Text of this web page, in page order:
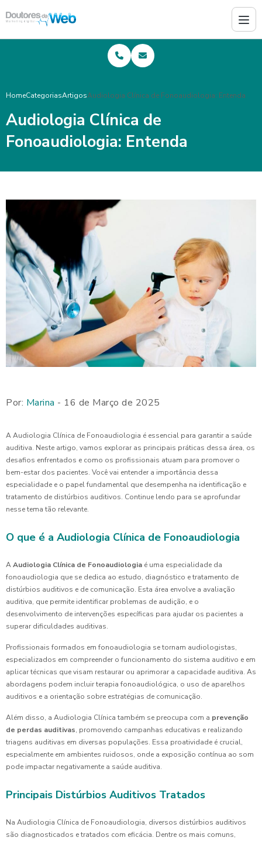
HomeCategoriasArtigosAudiologia Clínica de Fonoaudiologia: Entenda
Audiologia Clínica de
Fonoaudiologia: Entenda
Por: Marina - 16 de Março de 2025
A Audiologia Clínica de Fonoaudiologia é essencial para garantir a saúde
auditiva. Neste artigo, vamos explorar as principais práticas dessa área, os
desafios enfrentados e como os profissionais atuam para promover o
bem-estar dos pacientes. Você vai entender a importância dessa
especialidade e o papel fundamental que desempenha na identificação e
tratamento de distúrbios auditivos. Continue lendo para se aprofundar
nesse tema tão relevante.
O que é a Audiologia Clínica de Fonoaudiologia
AAudiologia Clínica de Fonoaudiologia é uma especialidade da
fonoaudiologia que se dedica ao estudo, diagnóstico e tratamento de
distúrbios auditivos e de comunicação. Esta área envolve a avaliação
auditiva, que permite identificar problemas de audição, e o
desenvolvimento de intervenções específicas para ajudar os pacientes a
superar dificuldades auditivas.
Profissionais formados em fonoaudiologia se tornam audiologistas,
especializados em compreender o funcionamento do sistema auditivo e em
aplicar técnicas que visam restaurar ou aprimorar a capacidade auditiva. As
abordagens podem incluir terapia fonoaudiológica, o uso de aparelhos
auditivos e a orientação sobre estratégias de comunicação.
Além disso, a Audiologia Clínica também se preocupa com a prevenção
de perdas auditivas, promovendo campanhas educativas e realizando
triagens auditivas em diversas populações. Essa proatividade é crucial,
especialmente em ambientes ruidosos, onde a exposição contínua ao som
pode impactar negativamente a saúde auditiva.
Principais Distúrbios Auditivos Tratados
Na Audiologia Clínica de Fonoaudiologia, diversos distúrbios auditivos
são diagnosticados e tratados com eficácia. Dentre os mais comuns,